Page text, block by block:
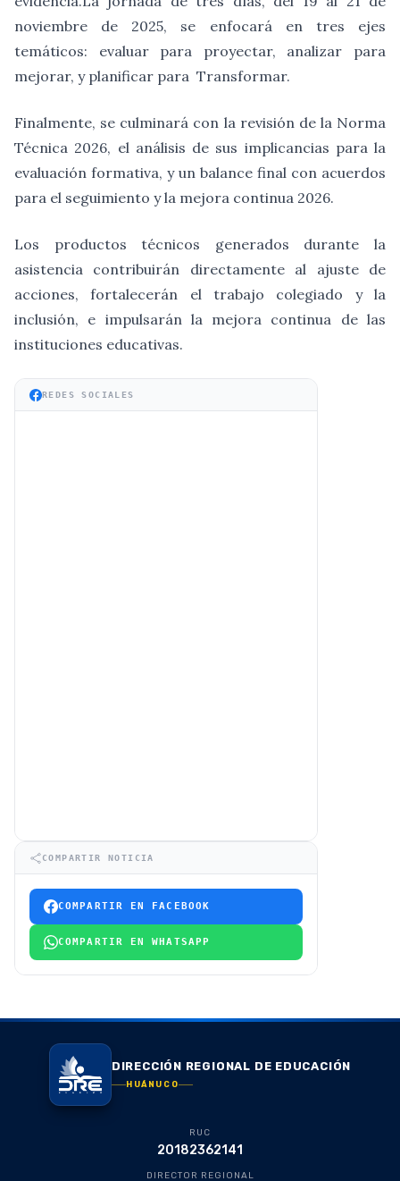
noviembre de 2025, se enfocará en tres ejes
temáticos: evaluar para proyectar, analizar para
mejorar, y planificar para Transformar.
Finalmente, se culminará con la revisión de la Norma
Técnica 2026, el análisis de sus implicancias para la
evaluación formativa, y un balance final con acuerdos
para el seguimiento y la mejora continua 2026.
Los productos técnicos generados durante la
asistencia contribuirán directamente al ajuste de
acciones, fortalecerán el trabajo colegiado y la
inclusión, e impulsarán la mejora continua de las
instituciones educativas.
REDES SOCIALES
COMPARTIR NOTICIA
COMPARTIR EN FACEBOOK
COMPARTIR EN WHATSAPP
DIRECCIÓN REGIONAL DE EDUCACIÓN
HUÁNUCO
RUC
20182362141
DIRECTOR REGIONAL